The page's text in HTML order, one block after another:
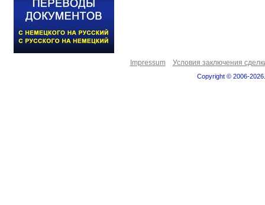
Impressum Условия заключения
Copyright © 2006-